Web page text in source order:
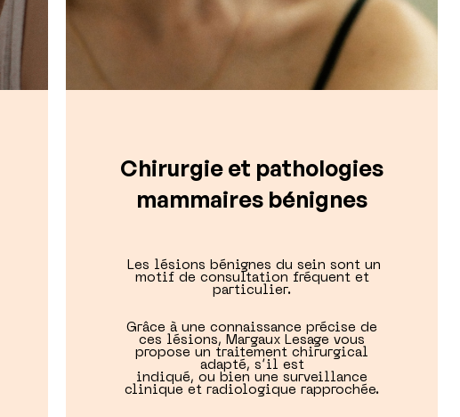
Chirurgie et pathologies
mammaires bénignes
Les lésions bénignes du sein sont un
motif de consultation fréquent et
particulier.
Grâce à une connaissance précise de
ces lésions, Margaux Lesage vous
propose un traitement chirurgical
adapté, s’il est
indiqué, ou bien une surveillance
clinique et radiologique rapprochée.